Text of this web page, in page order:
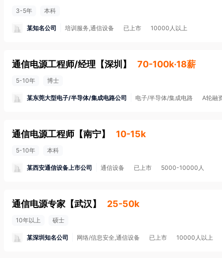
3-5年 本科
某知名公司 培训服务,通信设备 已上市 10000人以上
通信电源工程师/经理 【深圳 】 70-100k·18薪
5-10年 博士
某东莞大型电子/半导体/集成电路公司 电子/半导体/集成电路 A轮融
通信电源工程师 【南宁】 10-15k
5-10年 本科
某西安通信设备上市公司 通信设备 已上市 5000-10000人
通信电源专家 【武汉 】 25-50k
10年以上 硕士
某深圳知名公司 网络/信息安全,通信设备 已上市 10000人以上